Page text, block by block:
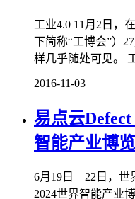
工业4.0 11月2日，
下简称“工博会”）
样几乎随处可见。
2016-11-03
易点云
智能产业博览
6月19日—22日，世
2024世界智能产业